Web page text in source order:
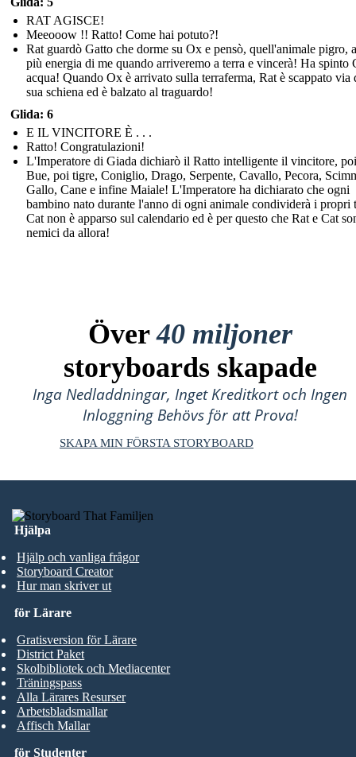
RAT AGISCE!
Meeooow !! Ratto! Come hai potuto?!
Rat guardò Gatto che dorme su Ox e pensò, quell'animale pigro,
più energia di me quando arriveremo a terra e vincerà! Ha spinto
acqua! Quando Ox è arrivato sulla terraferma, Rat è scappato via
sua schiena ed è balzato al traguardo!
Glida: 6
E IL VINCITORE È . . .
Ratto! Congratulazioni!
L'Imperatore di Giada dichiarò il Ratto intelligente il vincitore,
Bue, poi tigre, Coniglio, Drago, Serpente, Cavallo, Pecora,
Gallo, Cane e infine Maiale! L'Imperatore ha dichiarato che ogni
bambino nato durante l'anno di ogni animale condividerà i propri
Cat non è apparso sul calendario ed è per questo che Rat e Cat
nemici da allora!
Över40 miljoner
storyboards skapade
Inga Nedladdningar, Inget Kreditkort och Ingen
Inloggning Behövs för att Prova!
SKAPA MIN FÖRSTA STORYBOARD
Hjälpa
Hjälp och vanliga frågor
Storyboard Creator
Hur man skriver ut
för Studenter
för Lärare
Gratisversion för Lärare
District Paket
Skolbibliotek och Mediacenter
Träningspass
Alla Lärares Resurser
Arbetsbladsmallar
Affisch Mallar